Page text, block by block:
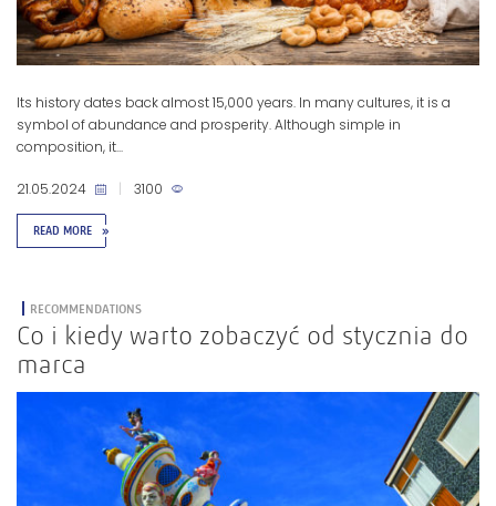
Its history dates back almost 15,000 years. In many cultures, it is a
symbol of abundance and prosperity. Although simple in
composition, it...
READ MORE »
21.05.2024 3100
RECOMMENDATIONS
Co i kiedy warto zobaczyć od stycznia do
marca